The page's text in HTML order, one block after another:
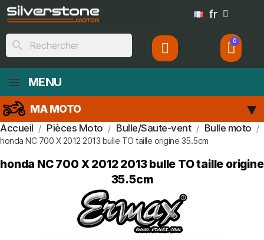
fr
search
MENU
MA MOTO
Accueil Pièces Moto Bulle/Saute-vent Bulle moto
honda NC 700 X 2012 2013 bulle TO taille origine 35.5cm
honda NC 700 X 2012 2013 bulle TO taille origine
35.5cm